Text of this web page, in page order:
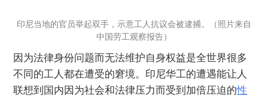
印尼当地的官员举起双手，示意工人抗议会被逮捕。（照片来自
中国劳工观察报告）
因为法律身份问题而无法维护自身权益是全世界很多
不同的工人都在遭受的窘境。印尼华工的遭遇能让人
联想到国内因为社会和法律压力而受到加倍压迫的性